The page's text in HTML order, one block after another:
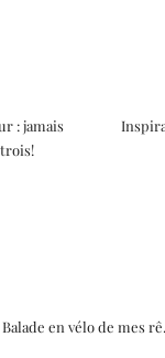
: jamais
Balade en vélo de mes